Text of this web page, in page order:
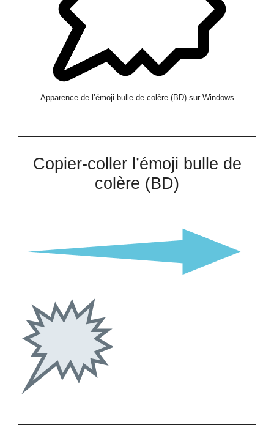
Apparence de l’émoji bulle de colère (BD) sur Windows
Copier-coller l’émoji bulle de
colère (BD)